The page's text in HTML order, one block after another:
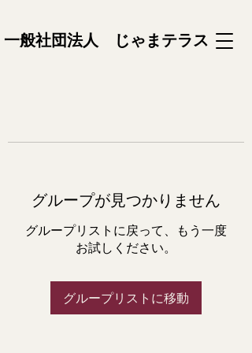
一般社団法人 じゃまテラス
グループが見つかりません
グループリストに戻って、もう一度
お試しください。
グループリストに移動